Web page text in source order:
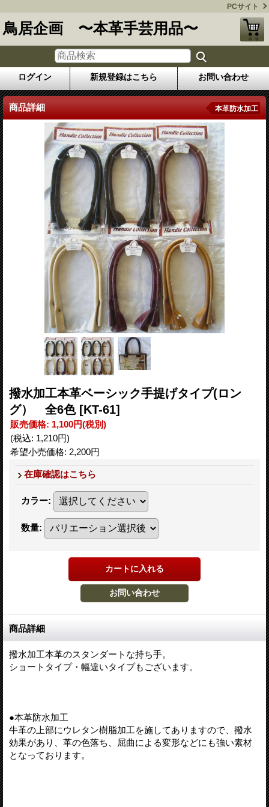
PCサイト
鳥居企画 〜本革手芸用品〜
ログイン 新規登録はこちら お問い合わせ
商品詳細 本革防水加工
撥水加工本革ベーシック手提げタイプ(ロン
グ） 全6色 [KT-61]
販売価格: 1,100円(税別)
(税込: 1,210円)
希望小売価格: 2,200円
在庫確認はこちら
カラー:
数量:
商品詳細
撥水加工本革のスタンダートな持ち手。
ショートタイプ・幅違いタイプもございます。
●本革防水加工
牛革の上部にウレタン樹脂加工を施してありますので、撥水
効果があり、革の色落ち、屈曲による変形などにも強い素材
となっております。